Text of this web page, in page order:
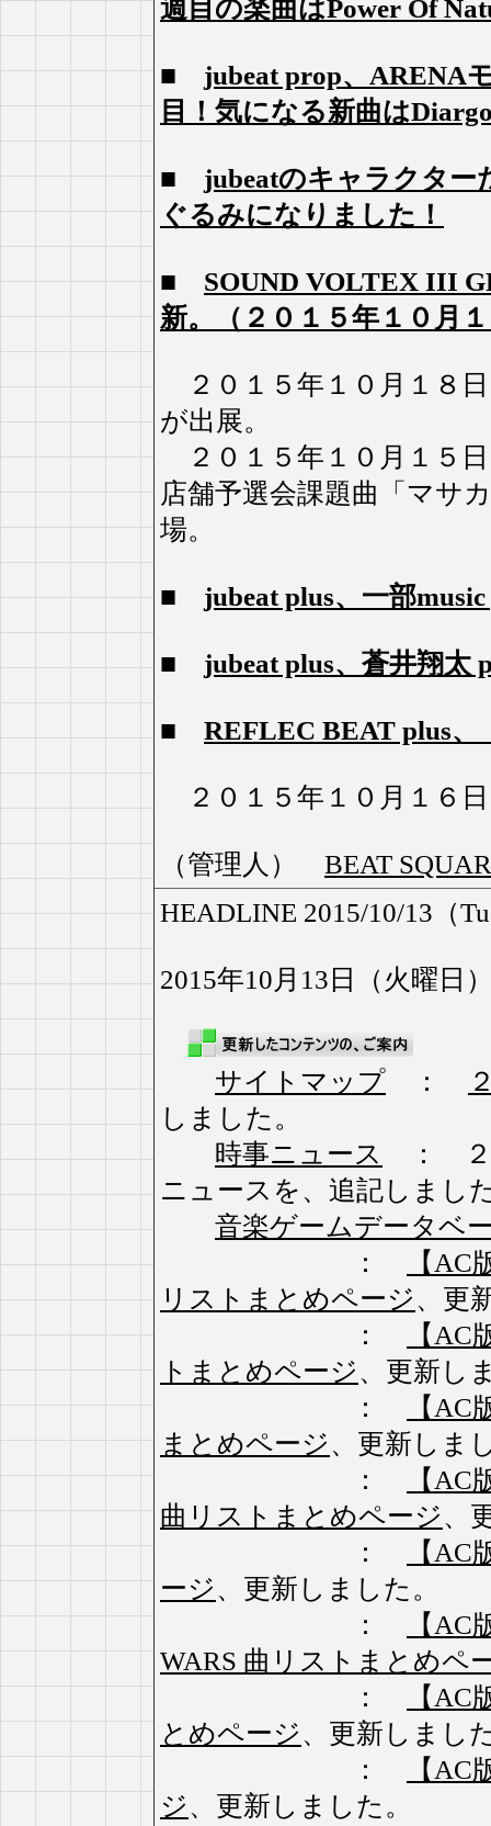
週目の楽曲はPower Of
■ jubeat prop、ARENA
目！気になる新曲は
■ jubeatのキャラクタ
ぐるみになりました！
■ SOUND VOLTEX III
新。（２０１５年１０月
２０１５年１０月１８
が出展。
２０１５年１０月１５
店舗予選会課題曲「マサ
場。
■ jubeat plus、一部
■ jubeat plus、蒼井翔太
■ REFLEC BEAT plus、
２０１５年１０月１６
（管理人） BEAT
HEADLINE 2015/10/13（
2015年10月13日（火曜日
サイトマップ ：
しました。
時事ニュース
： ２
ニュースを、追記しまし
音楽ゲームデータベ
：
【AC
リストまとめページ、更
：
【AC
トまとめページ、更新し
：
【AC
まとめページ、更新しま
：
【AC
曲リストまとめページ、
：
【AC
ージ、更新しました。
：
【AC
WARS 曲リストまとめペ
：
【
とめページ、更新しまし
：
【
ジ、更新しました。